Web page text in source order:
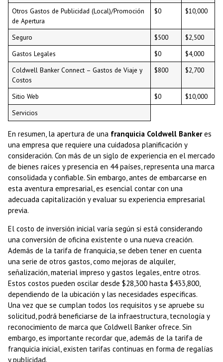
Otros Gastos de Publicidad (Local)/Promoción
de Apertura
$0 $10,000
Seguro $500
$2,500
Gastos Legales
$0
$4,000
Coldwell Banker Connect – Gastos de Viaje y
Costos
$800 $2,700
Sitio Web $0
$10,000
Servicios
En resumen, la apertura de una franquicia Coldwell Bankeres
una empresa que requiere una cuidadosa planificación y
consideración. Con más de un siglo de experiencia en el mercado
de bienes raíces y presencia en 44 países, representa una marca
consolidada y confiable. Sin embargo, antes de embarcarse en
esta aventura empresarial, es esencial contar con una
adecuada capitalización y evaluar su experiencia empresarial
previa.
El costo de inversión inicial varía según si está considerando
una conversión de oficina existente o una nueva creación.
Además de la tarifa de franquicia, se deben tener en cuenta
una serie de otros gastos, como mejoras de alquiler,
señalización, material impreso y gastos legales, entre otros.
Estos costos pueden oscilar desde $28,300 hasta $433,800,
dependiendo de la ubicación y las necesidades específicas.
Una vez que se cumplan todos los requisitos y se apruebe su
solicitud, podrá beneficiarse de la infraestructura, tecnología y
reconocimiento de marca que Coldwell Banker ofrece. Sin
embargo, es importante recordar que, además de la tarifa de
franquicia inicial, existen tarifas continuas en forma de regalías
y publicidad.